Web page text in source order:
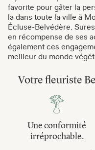
favorite pour gâter la
la dans toute la ville à
Écluse-Belvédère.
en récompense de ses
également ces
meilleur du monde
Votre fleuriste
Une conformité
irréprochable.